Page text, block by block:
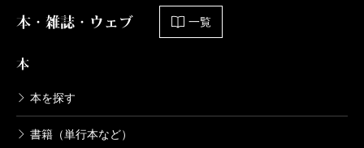
本・雑誌・ウェブ 一覧
本
本を探す
書籍（単行本など）